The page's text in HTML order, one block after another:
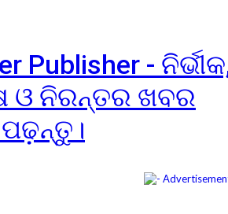
Publisher -
ଓ ନିରନ୍ତର ଖବର